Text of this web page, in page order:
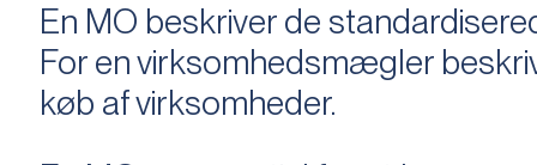
En MO beskriver de
For en virksomhedsmægler
køb af virksomheder.